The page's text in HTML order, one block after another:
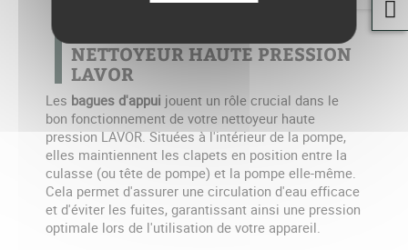
NETTOYEUR HAUTE PRESSION
LAVOR
Les bagues d'appui jouent un rôle crucial dans le
bon fonctionnement de votre nettoyeur haute
pression LAVOR. Situées à l'intérieur de la pompe,
elles maintiennent les clapets en position entre la
culasse (ou tête de pompe) et la pompe elle-même.
Cela permet d'assurer une circulation d'eau efficace
et d'éviter les fuites, garantissant ainsi une pression
optimale lors de l'utilisation de votre appareil.